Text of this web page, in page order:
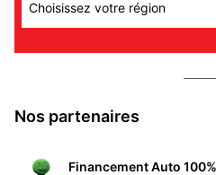
Nos partenaires
Financement Auto